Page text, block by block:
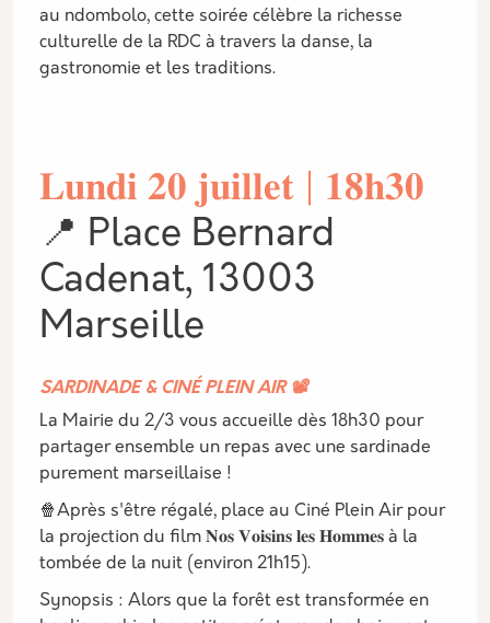
au ndombolo, cette soirée célèbre la richesse
culturelle de la RDC à travers la danse, la
gastronomie et les traditions.
𝐋𝐮𝐧𝐝𝐢 𝟐𝟎 𝐣𝐮𝐢𝐥𝐥𝐞𝐭 | 𝟏𝟖𝐡𝟑𝟎
📍 Place Bernard
Cadenat, 13003
Marseille
SARDINADE & CINÉ PLEIN AIR 📽️
La Mairie du 2/3 vous accueille dès 18h30 pour
partager ensemble un repas avec une sardinade
purement marseillaise !
🍿Après s'être régalé, place au Ciné Plein Air pour
la projection du film 𝐍𝐨𝐬 𝐕𝐨𝐢𝐬𝐢𝐧𝐬 𝐥𝐞𝐬 𝐇𝐨𝐦𝐦𝐞𝐬 à la
tombée de la nuit (environ 21h15).
Synopsis : Alors que la forêt est transformée en